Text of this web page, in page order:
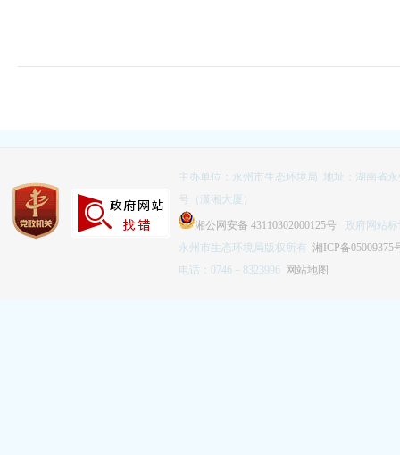
主办单位：永州市生态环境局 地址：湖南省
号（潇湘大厦）
湘公网安备 43110302000125号 政府网站标
永州市生态环境局版权所有 湘ICP备05009375
电话：0746－8323996 网站地图